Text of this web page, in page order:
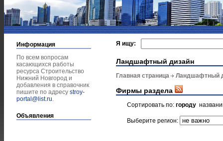
Информация
По всем вопросам
касающихся работы
ресурса Строительство
Нижний Новгород и
добавления в справочник
пишите по адресу stroy-
portal@list.ru.
Объявления
Я ищу:
Ландшафтный дизайн
Главная страница Ландшафтный
Фирмы раздела
Сортировать по: городу
Выберите регион: